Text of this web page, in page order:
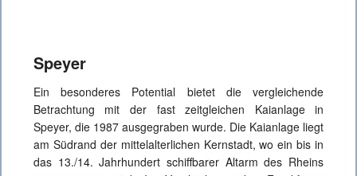
Speyer
Ein besonderes Potential bietet die vergleichende
Betrachtung mit der fast zeitgleichen Kaianlage in
Speyer, die 1987 ausgegraben wurde. Die Kaianlage liegt
am Südrand der mittelalterlichen Kernstadt, wo ein bis in
das 13./14. Jahrhundert schiffbarer Altarm des Rheins